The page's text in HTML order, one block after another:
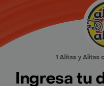
1 Alitas y Alitas
Ingresa tu